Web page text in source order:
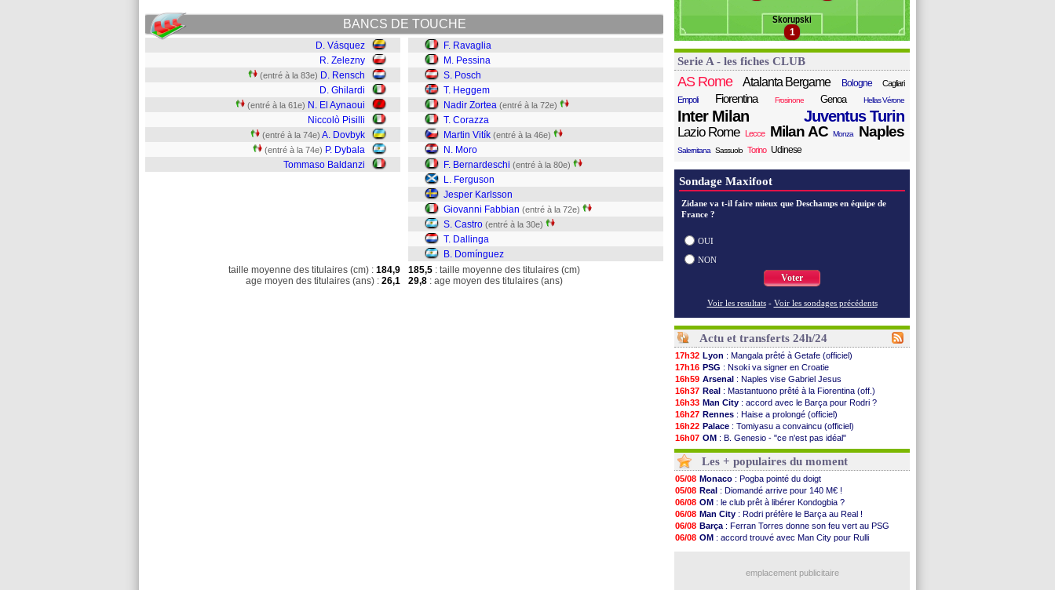
BANCS DE TOUCHE
D. Vásquez
R. Zelezny
(entré à la 83e) D. Rensch
D. Ghilardi
(entré à la 61e) N. El Aynaoui
Niccolò Pisilli
(entré à la 74e) A. Dovbyk
(entré à la 74e) P. Dybala
Tommaso Baldanzi
F. Ravaglia
M. Pessina
S. Posch
T. Heggem
Nadir Zortea (entré à la 72e)
T. Corazza
Martin Vitík (entré à la 46e)
N. Moro
F. Bernardeschi (entré à la 80e)
L. Ferguson
Jesper Karlsson
Giovanni Fabbian (entré à la 72e)
S. Castro (entré à la 30e)
T. Dallinga
B. Domínguez
taille moyenne des titulaires (cm) : 184,9
age moyen des titulaires (ans) : 26,1
185,5 : taille moyenne des titulaires (cm)
29,8 : age moyen des titulaires (ans)
Corazza
Zortea
Heggem
Posch
Pessina
Ravaglia
1
Skorupski
Serie A - les fiches CLUB
AS Rome Atalanta Bergame Bologne
Cagliari
Empoli
Fiorentina Frosinone Genoa Hellas Vérone
Inter Milan Juventus Turin
Lazio Rome Lecce Milan AC Monza Naples
Salernitana Sassuolo Torino Udinese
Sondage Maxifoot
Zidane va t-il faire mieux que Deschamps en équipe de
France ?
OUI
NON
Voter
Voir les resultats - Voir les sondages précédents
Actu et transferts 24h/24
17h32 Lyon : Mangala prêté à Getafe (officiel)
17h16 PSG : Nsoki va signer en Croatie
16h59 Arsenal : Naples vise Gabriel Jesus
16h37 Real : Mastantuono prêté à la Fiorentina (off.)
16h33 Man City : accord avec le Barça pour Rodri ?
16h27 Rennes : Haise a prolongé (officiel)
16h22 Palace : Tomiyasu a convaincu (officiel)
16h07 OM : B. Genesio - "ce n'est pas idéal"
15h46 TFC: Sion Oppong signe pour 4 ans (officiel)
15h41
PSG : Liverpool va proposer 115 M€ pour ...
15h20 Norvège: la démission d'Infantino réclamée
14h55
PSG: Mbaye, deux pistes se détachent
14h38
Monaco: Filipe Luis veut remplacer Akliouche
14h19
Grenade: Luca Zidane va changer de club
13h56
Juve: Zhegrova très clair sur son futur
13h35
OM: Aguerd, le plan B de Naples
13h12
Arsenal: Guimarães a signé son contrat
: Bayindir signe au Celta (officiel)
Les + populaires du moment
05/08 Monaco : Pogba pointé du doigt
05/08 Real : Diomandé arrive pour 140 M€ !
06/08 OM : le club prêt à libérer Kondogbia ?
06/08 Man City : Rodri préfère le Barça au Real !
06/08 Barça : Ferran Torres donne son feu vert au PSG
06/08 OM : accord trouvé avec Man City pour Rulli
emplacement publicitaire